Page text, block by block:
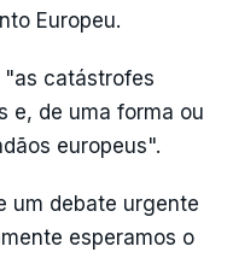
Europeu.
"as catástrofes
e, de uma forma ou
europeus".
um debate urgente
esperamos o